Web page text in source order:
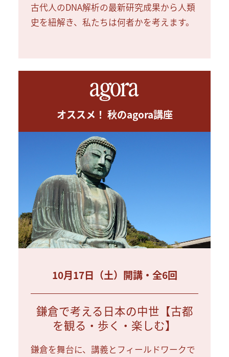
古代人のDNA解析の最新研究成果から人類
史を紐解き、私たちは何者かを考えます。
オススメ！ 秋のagora講座
10月17日（土）開講・全6回
鎌倉で考える日本の中世【古都
を観る・歩く・楽しむ】
鎌倉を舞台に、講義とフィールドワークで